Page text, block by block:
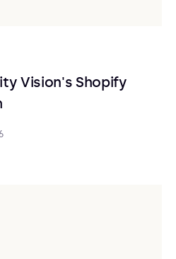
Vision's Shopify